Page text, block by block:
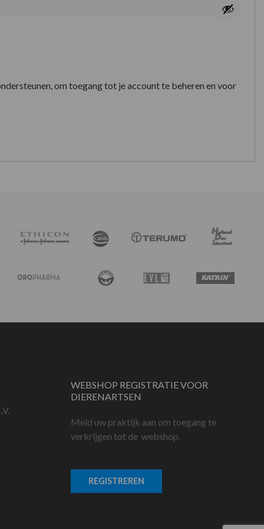
om toegang tot je account te beheren en voor
WEBSHOP REGISTRATIE VOOR
DIERENARTSEN
Meld uw praktijk aan om toegang te
verkrijgen tot de webshop.
REGISTREREN